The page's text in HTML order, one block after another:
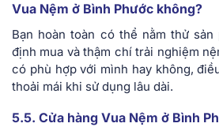
Vua Nệm ở Bình Phước không?
Bạn hoàn toàn có thể nằm thử
định mua và thậm chí trải nghiệm
có phù hợp với mình hay không,
thoải mái khi sử dụng lâu dài.
5.5. Cửa hàng Vua Nệm ở Bình